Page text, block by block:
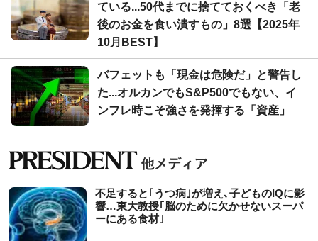
ている...50代までに捨てておくべき「老
後のお金を食い潰すもの」8選【2025年
10月BEST】
バフェットも「現金は危険だ」と警告し
た...オルカンでもS&P500でもない、イ
ンフレ時こそ強さを発揮する「資産」
不足すると｢うつ病｣が増え､子どものIQに影
響…東大教授｢脳のために欠かせないスーパ
ーにある食材｣